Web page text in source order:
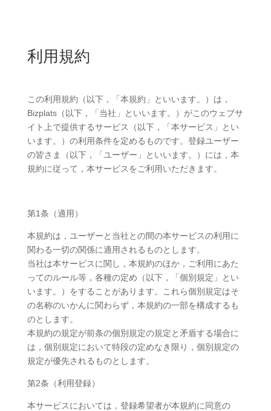
利用規約
この利用規約（以下，「本規約」といいます。）は，
Bizplats（以下，「当社」といいます。）がこのウェブサ
イト上で提供するサービス（以下，「本サービス」とい
います。）の利用条件を定めるものです。登録ユーザー
の皆さま（以下，「ユーザー」といいます。）には，本
規約に従って，本サービスをご利用いただきます。
第1条（適用）
本規約は，ユーザーと当社との間の本サービスの利用に
関わる一切の関係に適用されるものとします。
当社は本サービスに関し，本規約のほか，ご利用にあた
ってのルール等，各種の定め（以下，「個別規定」とい
います。）をすることがあります。これら個別規定はそ
の名称のいかんに関わらず，本規約の一部を構成するも
のとします。
本規約の規定が前条の個別規定の規定と矛盾する場合に
は，個別規定において特段の定めなき限り，個別規定の
規定が優先されるものとします。
第2条（利用登録）
本サービスにおいては，登録希望者が本規約に同意の